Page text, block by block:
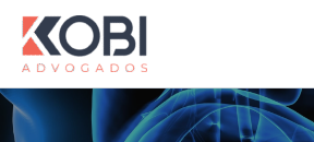
para
conteúdo